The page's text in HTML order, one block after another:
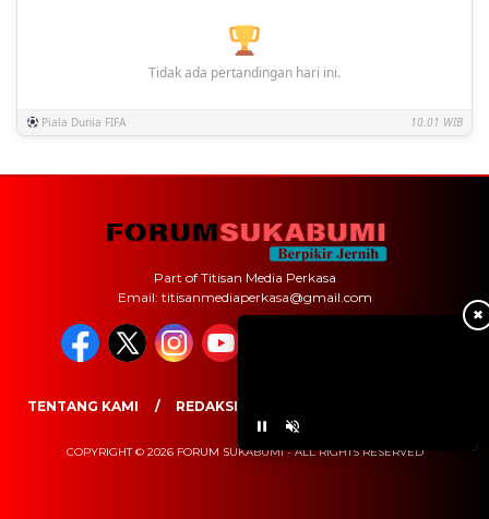
Tidak ada pertandingan hari ini.
Piala Dunia FIFA 10.01 WIB
✖
Part of Titisan Media Perkasa
Email: titisanmediaperkasa@gmail.com
TENTANG KAMI REDAKSI
COPYRIGHT © 2026 FORUM SUKABUMI - ALL RIGHTS RESERVED